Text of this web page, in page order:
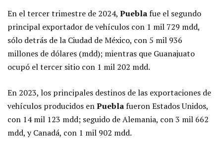
En el tercer trimestre de 2024, Puebla fue el segundo
principal exportador de vehículos con 1 mil 729 mdd,
sólo detrás de la Ciudad de México, con 5 mil 936
millones de dólares (mdd); mientras que Guanajuato
ocupó el tercer sitio con 1 mil 202 mdd.
En 2023, los principales destinos de las exportaciones de
vehículos producidos enPuebla fueron Estados Unidos,
con 14 mil 123 mdd; seguido de Alemania, con 3 mil 662
mdd, y Canadá, con 1 mil 902 mdd.